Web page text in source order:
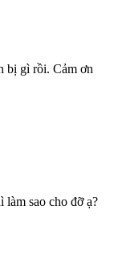
bị gì rồi. Cảm ơn
sao cho đỡ ạ?